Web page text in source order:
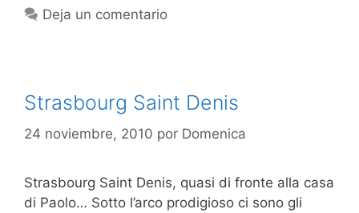
Deja un comentario
Strasbourg Saint Denis
24 noviembre, 2010 por Domenica
Strasbourg Saint Denis, quasi di fronte alla casa
di Paolo… Sotto l’arco prodigioso ci sono gli